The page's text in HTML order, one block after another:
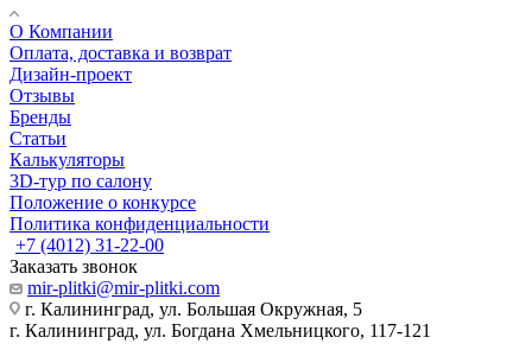
О Компании
Оплата, доставка и возврат
Дизайн-проект
Отзывы
Бренды
Статьи
Калькуляторы
3D-тур по салону
Положение о конкурсе
Политика конфиденциальности
+7 (4012) 31-22-00
Заказать звонок
mir-plitki@mir-plitki.com
г. Калининград, ул. Большая Окружная, 5
г. Калининград, ул. Богдана Хмельницкого, 117-121